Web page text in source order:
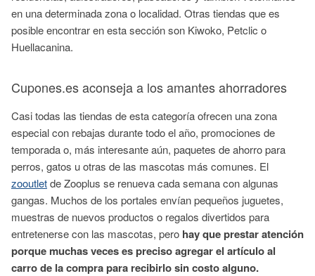
en una determinada zona o localidad. Otras tiendas que es
posible encontrar en esta sección son Kiwoko, Petclic o
Huellacanina.
Cupones.es aconseja a los amantes ahorradores
Casi todas las tiendas de esta categoría ofrecen una zona
especial con rebajas durante todo el año, promociones de
temporada o, más interesante aún, paquetes de ahorro para
perros, gatos u otras de las mascotas más comunes. El
zooutletde Zooplus se renueva cada semana con algunas
gangas. Muchos de los portales envían pequeños juguetes,
muestras de nuevos productos o regalos divertidos para
entretenerse con las mascotas, pero hay que prestar atención
porque muchas veces es preciso agregar el artículo al
carro de la compra para recibirlo sin costo alguno.